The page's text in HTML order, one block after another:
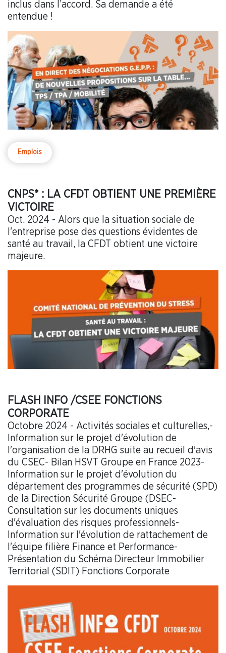
inclus dans l’accord. Sa demande a été
entendue !
Emplois
CNPS* : LA CFDT OBTIENT UNE PREMIÈRE
VICTOIRE
Oct. 2024 - Alors que la situation sociale de
l'entreprise pose des questions évidentes de
santé au travail, la CFDT obtient une victoire
majeure.
FLASH INFO /CSEE FONCTIONS
CORPORATE
Octobre 2024 - Activités sociales et culturelles,-
Information sur le projet d'évolution de
l'organisation de la DRHG suite au recueil d'avis
du CSEC- Bilan HSVT Groupe en France 2023-
Information sur le projet d'évolution du
département des programmes de sécurité (SPD)
de la Direction Sécurité Groupe (DSEC-
Consultation sur les documents uniques
d'évaluation des risques professionnels-
Information sur l'évolution de rattachement de
l'équipe filière Finance et Performance-
Présentation du Schéma Directeur Immobilier
Territorial (SDIT) Fonctions Corporate